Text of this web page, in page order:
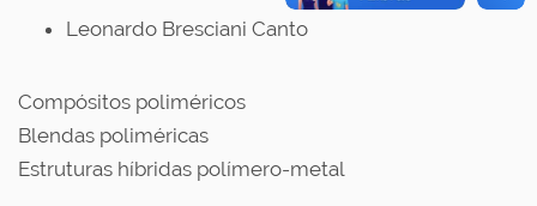
Leonardo Bresciani Canto
Compósitos poliméricos
Blendas poliméricas
Estruturas híbridas polímero-metal